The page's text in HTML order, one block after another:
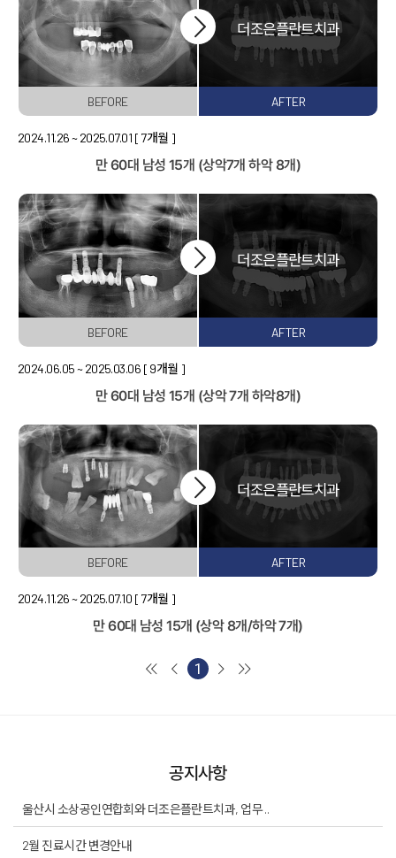
치료 후에는?
커뮤니티
BEFORE AFTER
2024.11.26 ~ 2025.07.01 [ 7개월 ]
만 60대 남성 15개 (상악7개 하악 8개)
BEFORE AFTER
2024.06.05 ~ 2025.03.06 [ 9개월 ]
만 60대 남성 15개 (상악 7개 하악8개)
BEFORE AFTER
2024.11.26 ~ 2025.07.10 [ 7개월 ]
만 60대 남성 15개 (상악 8개/하악 7개)
1
공지사항
울산시 소상공인연합회와 더조은플란트치과, 업무 ..
2월 진료시간 변경안내